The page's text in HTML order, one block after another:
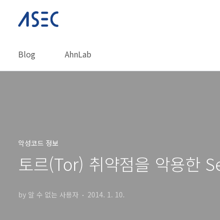
Blog AhnLab
악성코드 정보
토르(Tor) 취약점을 악용한
by 알 수 없는 사용자 2014. 1. 10.